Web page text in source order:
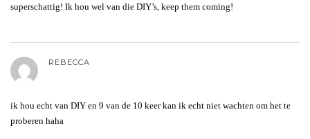
superschattig! Ik hou wel van die DIY’s, keep them coming!
REBECCA
ik hou echt van DIY en 9 van de 10 keer kan ik echt niet wachten om het te
proberen haha